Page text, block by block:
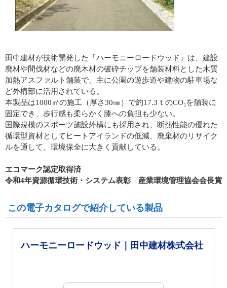
田中建材が技術開発した「ハーモニーロードウッド」は、建設
廃材や間伐材などの廃木材の破砕チップを舗装材料とした木質
加熱アスファルト舗装で、主に公園の遊歩道や建物の駐車場な
ど外構部に活用されている。
本製品は1000㎡の施工（厚さ30㎜）で約17.3ｔのCO₂を舗装に
固定でき、歩行感も柔らかく膝への負担も少ない。
国際規模のスポーツ施設外構にも採用され、断熱性能の優れた
循環型資材としてヒートアイランドの低減、廃棄材のリサイク
ルを通して、環境保全に大きく貢献している。
エコマーク認定取得済
令和4年資源循環技術・システム表彰 産業環境管理協会会長賞
この電子カタログで紹介している製品
ハーモニーロードウッド｜田中建材株式会社